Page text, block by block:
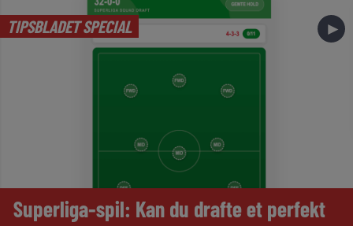
TIPSBLADET SPECIAL ►
Superliga-spil: Kan du drafte et perfekt